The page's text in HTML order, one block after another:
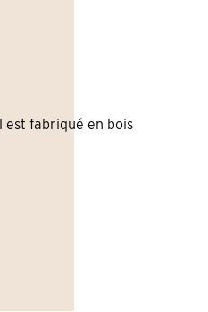
est fabriqué en bois